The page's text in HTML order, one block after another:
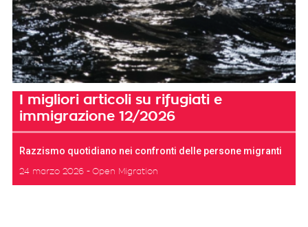
I migliori articoli su rifugiati e
immigrazione 12/2026
Razzismo quotidiano nei confronti delle persone migranti
24 marzo 2026 Open Migration